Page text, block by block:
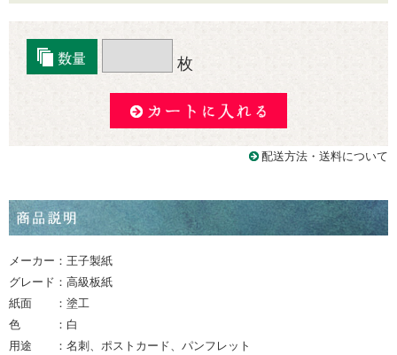
枚
配送方法・送料について
メーカー：王子製紙
グレード：高級板紙
紙面 ：塗工
色 ：白
用途 ：名刺、ポストカード、パンフレット